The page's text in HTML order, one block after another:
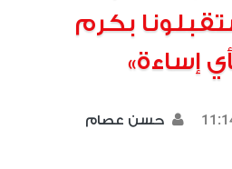
بكرم
إساءة»
حسن عصام